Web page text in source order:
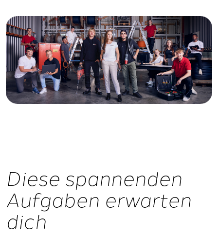
Diese spannenden
Aufgaben erwarten
dich